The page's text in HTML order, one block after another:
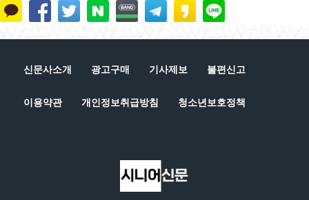
신문사소개 광고구매 기사제보 불편신고
이용약관 개인정보취급방침 청소년보호정책